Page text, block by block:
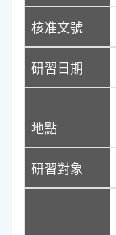
核准文號
研習日期
地點
研習對象